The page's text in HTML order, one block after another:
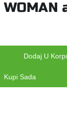
Dodaj U
Kupi Sada